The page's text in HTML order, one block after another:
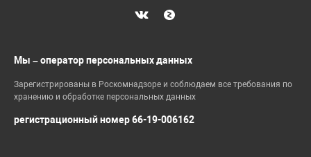
Мы – оператор персональных данных
Зарегистрированы в Роскомнадзоре и соблюдаем все требования по
хранению и обработке персональных данных
регистрационный номер 66-19-006162